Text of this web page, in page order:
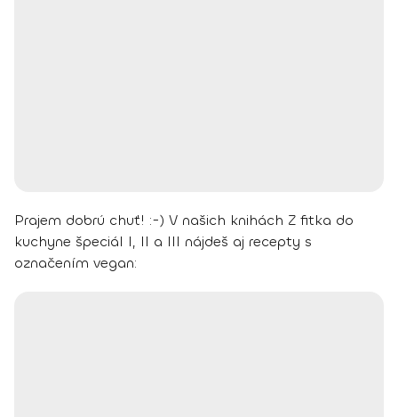
Prajem dobrú chuť! :-) V našich knihách Z fitka do
kuchyne špeciál I, II a III nájdeš aj recepty s
označením vegan: